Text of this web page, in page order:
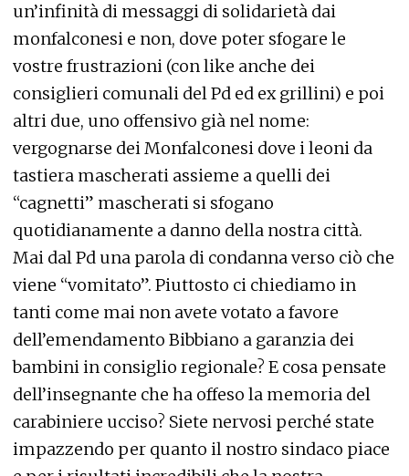
un’infinità di messaggi di solidarietà dai
monfalconesi e non, dove poter sfogare le
vostre frustrazioni (con like anche dei
consiglieri comunali del Pd ed ex grillini) e poi
altri due, uno offensivo già nel nome:
vergognarse dei Monfalconesi dove i leoni da
tastiera mascherati assieme a quelli dei
“cagnetti” mascherati si sfogano
quotidianamente a danno della nostra città.
Mai dal Pd una parola di condanna verso ciò che
viene “vomitato”. Piuttosto ci chiediamo in
tanti come mai non avete votato a favore
dell’emendamento Bibbiano a garanzia dei
bambini in consiglio regionale? E cosa pensate
dell’insegnante che ha offeso la memoria del
carabiniere ucciso? Siete nervosi perché state
impazzendo per quanto il nostro sindaco piace